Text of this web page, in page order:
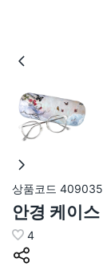
상품코드 409035
안경 케이스
4